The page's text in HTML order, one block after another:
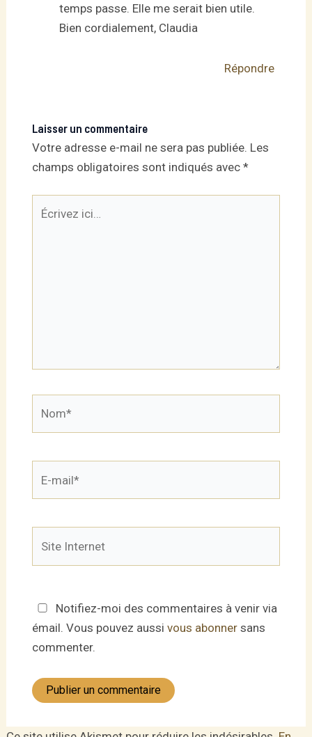
temps passe. Elle me serait bien utile.
Bien cordialement, Claudia
Répondre
Laisser un commentaire
Votre adresse e-mail ne sera pas publiée. Les
champs obligatoires sont indiqués avec *
mail*
Notifiez-moi des commentaires à venir via
émail. Vous pouvez aussi vous abonnersans
commenter.